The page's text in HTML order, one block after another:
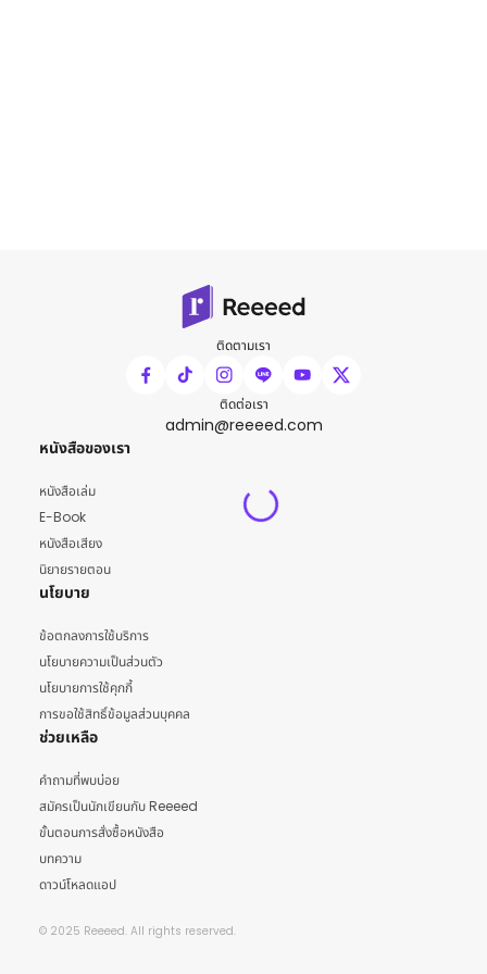
ติดตามเรา
ติดต่อเรา
admin@reeeed.com
หนังสือของเรา
หนังสือเล่ม
E-Book
หนังสือเสียง
นิยายรายตอน
นโยบาย
ข้อตกลงการใช้บริการ
นโยบายความเป็นส่วนตัว
นโยบายการใช้คุกกี้
การขอใช้สิทธิ์ข้อมูลส่วนบุคคล
ช่วยเหลือ
คำถามที่พบบ่อย
สมัครเป็นนักเขียนกับ Reeeed
ขั้นตอนการสั่งซื้อหนังสือ
บทความ
ดาวน์โหลดแอป
© 2025 Reeeed. All rights reserved.